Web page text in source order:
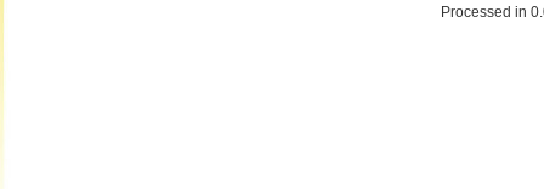
Processed in